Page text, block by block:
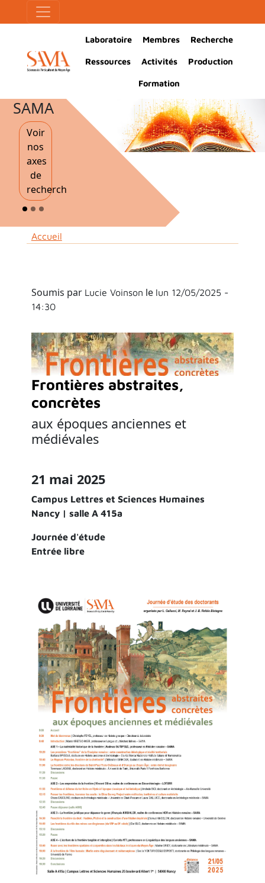
Aller au contenu principal
Main Navigation
Laboratoire Membres Recherche
Ressources Activités Production
Formation
SAMA
Voir
nos
axes
de
recherche
Fil d'Ariane
Accueil
Soumis par Lucie Voinson le lun 12/05/2025 -
14:30
Frontières abstraites,
concrètes
aux époques anciennes et
médiévales
21 mai 2025
Campus Lettres et Sciences Humaines
Nancy | salle A 415a
Journée d'étude
Entrée libre
Panneau de gestion des cookies